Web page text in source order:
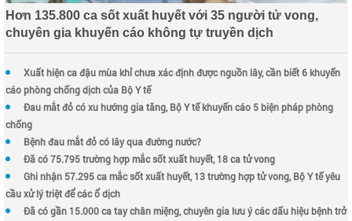
Hơn 135.800 ca sốt xuất huyết với 35 người tử vong,
chuyên gia khuyến cáo không tự truyền dịch
Xuất hiện ca đậu mùa khỉ chưa xác định được nguồn lây, cần biết 6 khuyến
cáo phòng chống dịch của Bộ Y tế
Đau mắt đỏ có xu hướng gia tăng, Bộ Y tế khuyến cáo 5 biện pháp phòng
chống
Bệnh đau mắt đỏ có lây qua đường nước?
Đã có 75.795 trường hợp mắc sốt xuất huyết, 18 ca tử vong
Ghi nhận 57.295 ca mắc sốt xuất huyết, 13 trường hợp tử vong, Bộ Y tế yêu
cầu xử lý triệt để các ổ dịch
Đã có gần 15.000 ca tay chân miệng, chuyên gia lưu ý các dấu hiệu bệnh trở